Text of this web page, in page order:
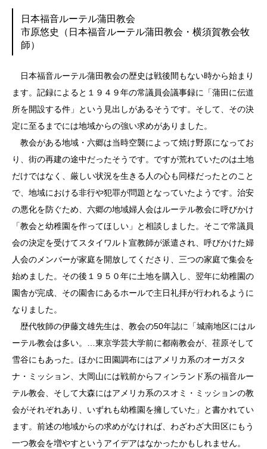
日本福音ルーテル蒲田教会
市原悠史（日本福音ルーテル蒲田教会・横須賀教会牧
師）
日本福音ルーテル蒲田教会の歴史は戦後間もない時から始まり
ます。記録によると１９４９年の常議員会議事録に「蒲田に伝道
所を開設する件」という見出しがあるそうです。そして、その決
定に至るまでには地域からの強い求めがありました。
教会がある地域・六郷は当時空襲によって焼け野原になってお
り、街の再建の途中だったそうです。ですが荒れていたのは土地
だけではなく、厳しい状況を生きる人の心も同様だったとのこと
で、地域における非行や犯罪が問題となっていたようです。治安
の悪化を防ぐため、六郷の地域婦人会はルーテル教会に呼びかけ
「教会と幼稚園を作ってほしい」と相談しました。そこで常議員
会の決定を受けてスタイワルト宣教師が派遣され、呼びかけた婦
人会のメンバーが家庭を開放してくださり、三つの家庭で集会を
始めました。その後１９５０年に土地を購入し、翌年に幼稚園の
園舎が完成、その園舎にあるホールで主日礼拝が行われるように
なりました。
歴代牧師の伊藤文雄先生は、教会の50年誌に「城南地区にはル
ーテル教会は多い。…東京学芸大学前に都南教会が、荏原そして
雪谷にもあった。ほかに田園調布にはアメリカ系のオーガスタ
ナ・ミッション、大岡山には戦前からフィンランド系の福音ルー
テル教会、そして大森にはアメリカ系のスオミ・ミッションの教
会がそれぞれあり、いずれも幼稚園を擁していた」と書かれてい
ます。前述の地域からの求めがなければ、わざわざ大田区にもう
一つ教会を増やすというアイデアはなかったかもしれません。